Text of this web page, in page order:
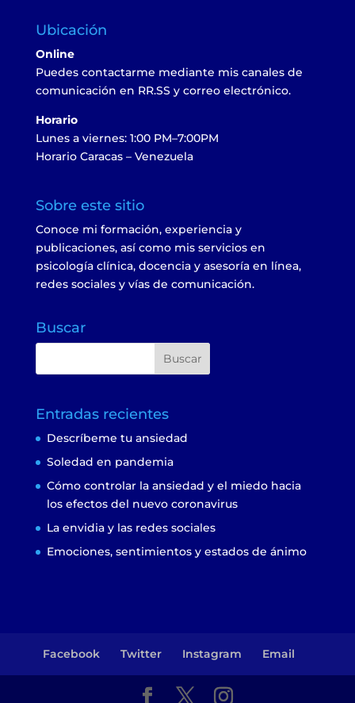
Ubicación
Online
Puedes contactarme mediante mis canales de
comunicación en RR.SS y correo electrónico.
Horario
Lunes a viernes: 1:00 PM–7:00PM
Horario Caracas – Venezuela
Sobre este sitio
Conoce mi formación, experiencia y
publicaciones, así como mis servicios en
psicología clínica, docencia y asesoría en línea,
redes sociales y vías de comunicación.
Buscar
Entradas recientes
Descríbeme tu ansiedad
Soledad en pandemia
Cómo controlar la ansiedad y el miedo hacia
los efectos del nuevo coronavirus
La envidia y las redes sociales
Emociones, sentimientos y estados de ánimo
Facebook Twitter Instagram Email